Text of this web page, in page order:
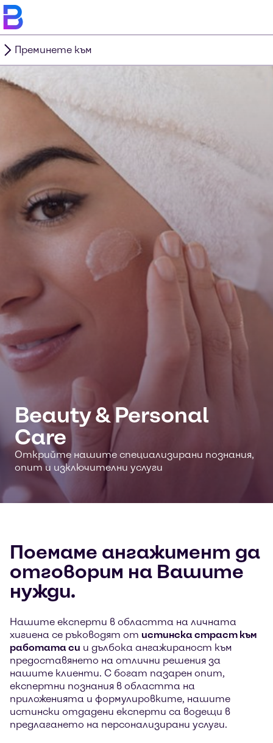
Преминете към
Beauty & Personal
Care
Открийте нашите специализирани познания,
опит и изключителни услуги
Поемаме ангажимент да
отговорим на Вашите
нужди.
Нашите експерти в областта на личната
хигиена се ръководят от истинска страст към
работата си и дълбока ангажираност към
предоставянето на отлични решения за
нашите клиенти. С богат пазарен опит,
експертни познания в областта на
приложенията и формулировките, нашите
истински отдадени експерти са водещи в
предлагането на персонализирани услуги.